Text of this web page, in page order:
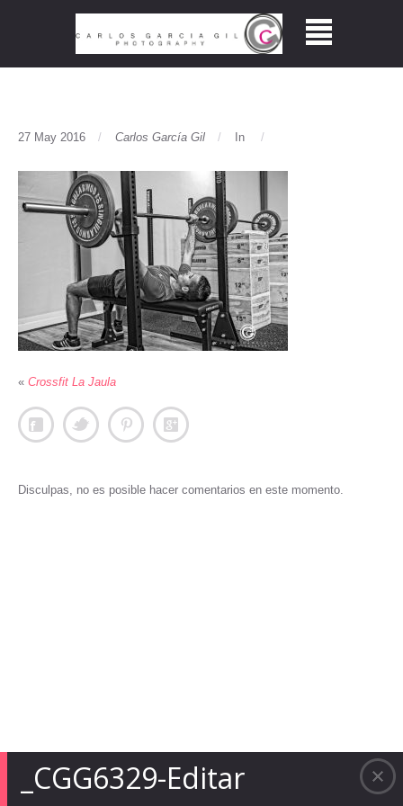
_CGG6329-Editar
27 May 2016 Carlos García Gil In
« Crossfit La Jaula
Disculpas, no es posible hacer comentarios en este momento.